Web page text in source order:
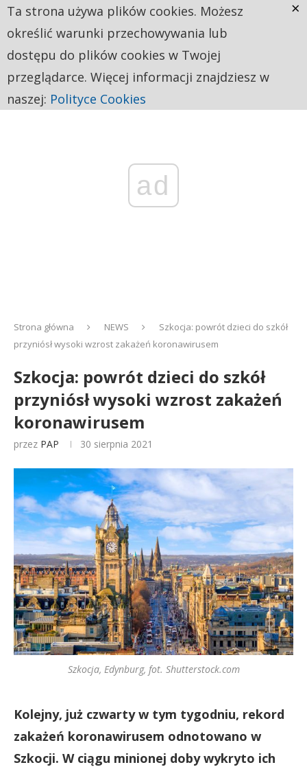
ad
Strona główna NEWS
Szkocja: powrót dzieci do szkół
przyniósł wysoki wzrost zakażeń koronawirusem
Szkocja: powrót dzieci do szkół
przyniósł wysoki wzrost zakażeń
koronawirusem
przez PAP 30 sierpnia 2021
Szkocja, Edynburg, fot. Shutterstock.com
Kolejny, już czwarty w tym tygodniu, rekord
zakażeń koronawirusem odnotowano w
Szkocji. W ciągu minionej doby wykryto ich
Ta strona używa plików cookies. Możesz
określić warunki przechowywania lub
dostępu do plików cookies w Twojej
przeglądarce. Więcej informacji znajdziesz w
naszej: Polityce Cookies
×